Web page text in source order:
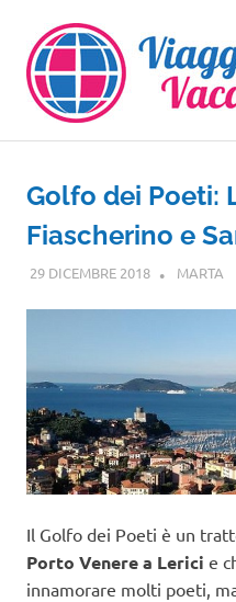
contenuto
Golfo dei Poeti:
Fiascherino e
29 DICEMBRE 2018 MARTA
Il Golfo dei Poeti è un
Porto Venere a Lerici e
innamorare molti poeti,